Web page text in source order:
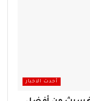
أحدث الاخبار